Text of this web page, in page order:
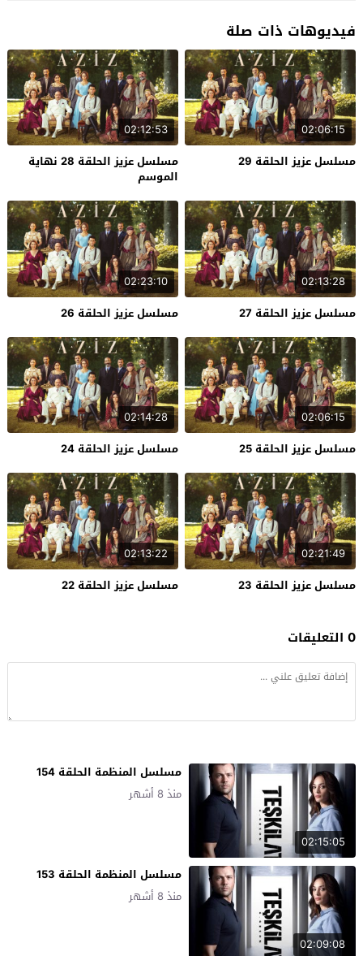
فيديوهات ذات صلة
02:06:15
مسلسل عزيز الحلقة 29
02:12:53
مسلسل عزيز الحلقة 28 نهاية
الموسم
02:13:28
مسلسل عزيز الحلقة 27
02:23:10
مسلسل عزيز الحلقة 26
02:06:15
مسلسل عزيز الحلقة 25
02:14:28
مسلسل عزيز الحلقة 24
02:21:49
مسلسل عزيز الحلقة 23
02:13:22
مسلسل عزيز الحلقة 22
0 التعليقات
02:15:05
مسلسل المنظمة الحلقة 154
منذ 8 أشهر
02:09:08
مسلسل المنظمة الحلقة 153
منذ 8 أشهر